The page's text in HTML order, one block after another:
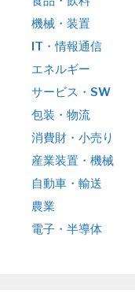
機械・装置
IT・情報通信
エネルギー
サービス・SW
包装・物流
消費財・小売り
産業装置・機械
自動車・輸送
農業
電子・半導体